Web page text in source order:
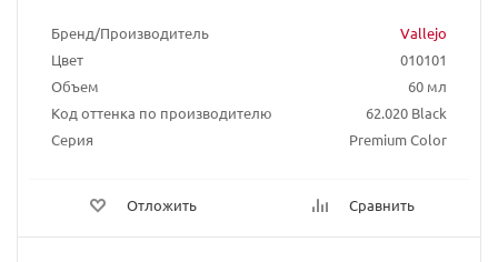
Бренд/Производитель
Vallejo
Цвет
010101
Объем
60 мл
Код оттенка по производителю
62.020 Black
Серия
Premium Color
Отложить Сравнить